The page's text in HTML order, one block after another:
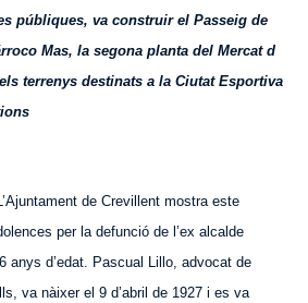
públiques, va construir el Passeig de
Mas, la segona planta del Mercat d
terrenys destinats a la Ciutat Esportiva
de Crevillent mostra este
per la defunció de l’ex alcalde
anys d’edat. Pascual Lillo, advocat de
va nàixer el 9 d’abril de 1927 i es va